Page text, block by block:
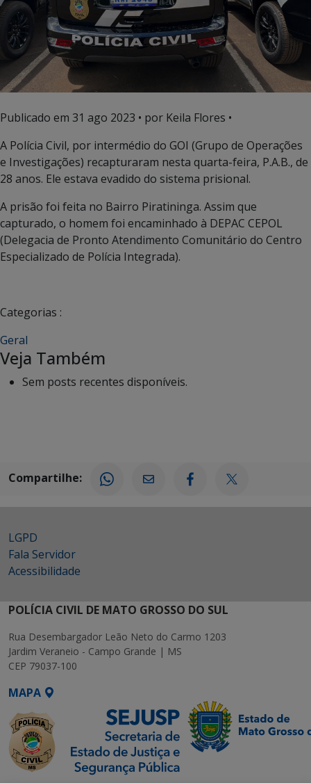
Publicado em 31 ago 2023 • por Keila Flores •
A Polícia Civil, por intermédio do GOI (Grupo de Operações
e Investigações) recapturaram nesta quarta-feira, P.A.B., de
28 anos. Ele estava evadido do sistema prisional.
A prisão foi feita no Bairro Piratininga. Assim que
capturado, o homem foi encaminhado à DEPAC CEPOL
(Delegacia de Pronto Atendimento Comunitário do Centro
Especializado de Polícia Integrada).
Categorias :
Geral
Veja Também
Sem posts recentes disponíveis.
Compartilhe:
LGPD
Fala Servidor
Acessibilidade
POLÍCIA CIVIL DE MATO GROSSO DO SUL
Rua Desembargador Leão Neto do Carmo 1203
Jardim Veraneio - Campo Grande | MS
CEP 79037-100
MAPA